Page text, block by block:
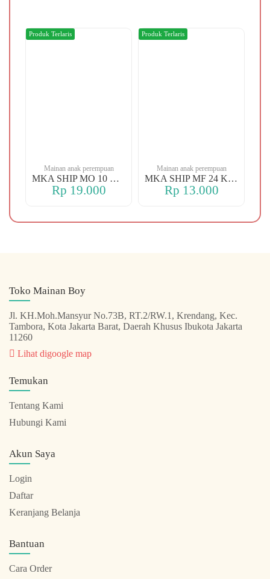
Mainan anak perempuan
MKA SHIP MO 10 CHERRY
Rp 19.000
Produk Terlaris
Mainan anak perempuan
MKA SHIP MF 24 KERANJANG
Rp 13.000
Produk Terlaris
Toko Mainan Boy
Jl. KH.Moh.Mansyur No.73B, RT.2/RW.1, Krendang, Kec.
Tambora, Kota Jakarta Barat, Daerah Khusus Ibukota Jakarta
11260
Lihat digoogle map
Temukan
Tentang Kami
Hubungi Kami
Akun Saya
Login
Daftar
Keranjang Belanja
Bantuan
Cara Order